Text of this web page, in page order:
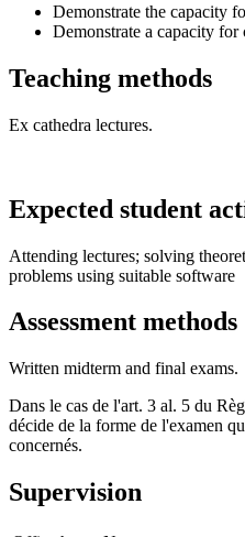
Demonstrate the capacity
Demonstrate a capacity for
Teaching methods
Ex cathedra lectures.
Expected student
Attending lectures; solving
problems using suitable software
Assessment methods
Written midterm and final exams.
Dans le cas de l'art. 3 al. 5 du
décide de la forme de l'examen
concernés.
Supervision